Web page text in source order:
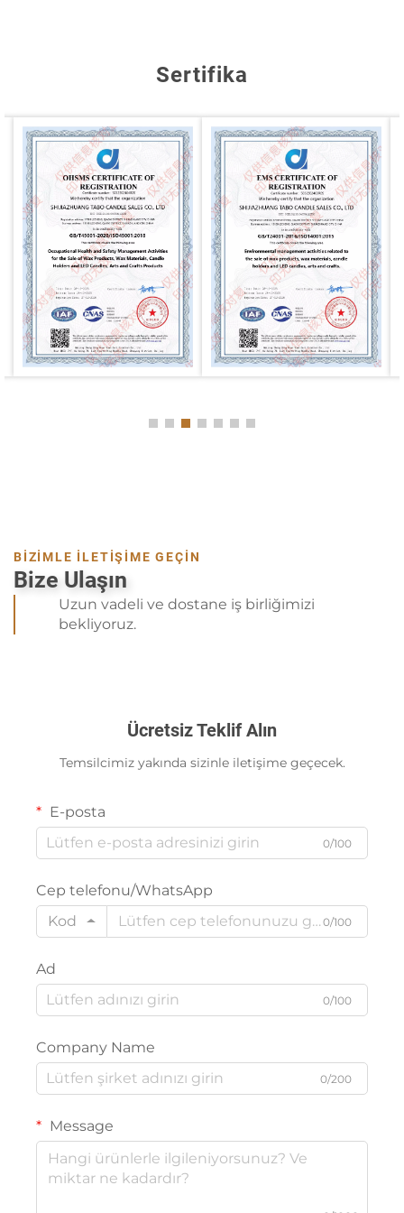
Sertifika
BİZİMLE İLETİŞİME GEÇİN
Bize Ulaşın
Uzun vadeli ve dostane iş birliğimizi
bekliyoruz.
Ücretsiz Teklif Alın
Temsilcimiz yakında sizinle iletişime geçecek.
E-posta
0/100
Cep telefonu/WhatsApp
Kod
0/100
Ad
0/100
Company Name
0/200
Message